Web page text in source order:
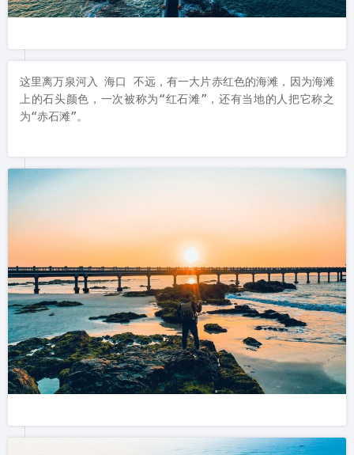
这里离万泉河入 海口 不远，有一大片赤红色的海滩，因为海滩
上的石头颜色，一次被称为“红石滩”，还有当地的人把它称之
为“赤石滩”。